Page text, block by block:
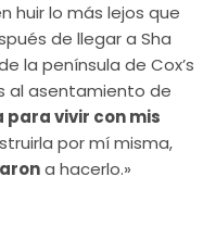
huir lo más lejos que
de llegar a Sha
la península de Cox’s
al asentamiento de
para vivir con mis
por mí misma,
a hacerlo.»